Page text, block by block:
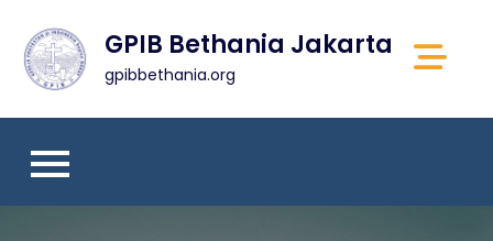
content
GPIB Bethania Jakarta
gpibbethania.org